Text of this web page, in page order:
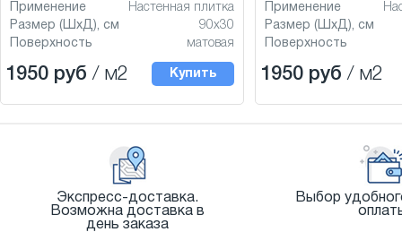
Применение
Настенная плитка
Размер (ШхД), см
90x30
Поверхность
матовая
1950 руб / м2 Купить
Применение
Размер (ШхД), см
Поверхность
1950 руб / м2
Экспресс-доставка.
Возможна доставка в
день заказа
Выбор